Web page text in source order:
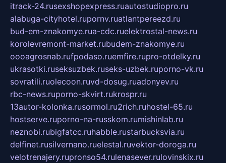
itrack-24.rusexshopexpress.ruautostudiopro.ru
alabuga-cityhotel.rupornv.ruatlantpereezd.ru
bud-em-znakomye.rua-cdc.ruelektrostal-news.ru
korolevremont-market.rubudem-znakomye.ru
oooagrosnab.rufpodaso.ruemfire.rupro-otdelky.ru
ukrasotki.ruseksuzbek.ruseks-uzbek.ruporno-vk.ru
sovratili.ruolecoon.ruvd-dosug.ruadonyev.ru
rbc-news.ruporno-skvirt.rukrospr.ru
13autor-kolonka.rusormol.ru2rich.ruhostel-65.ru
hostserve.ruporno-na-russkom.rumishinlab.ru
neznobi.rubigfatcc.ruhabble.rustarbucksvia.ru
delfinet.rusilvernano.ruelestal.ruvektor-doroga.ru
velotrenajery.rupronso54.rulenasever.rulovinskix.ru